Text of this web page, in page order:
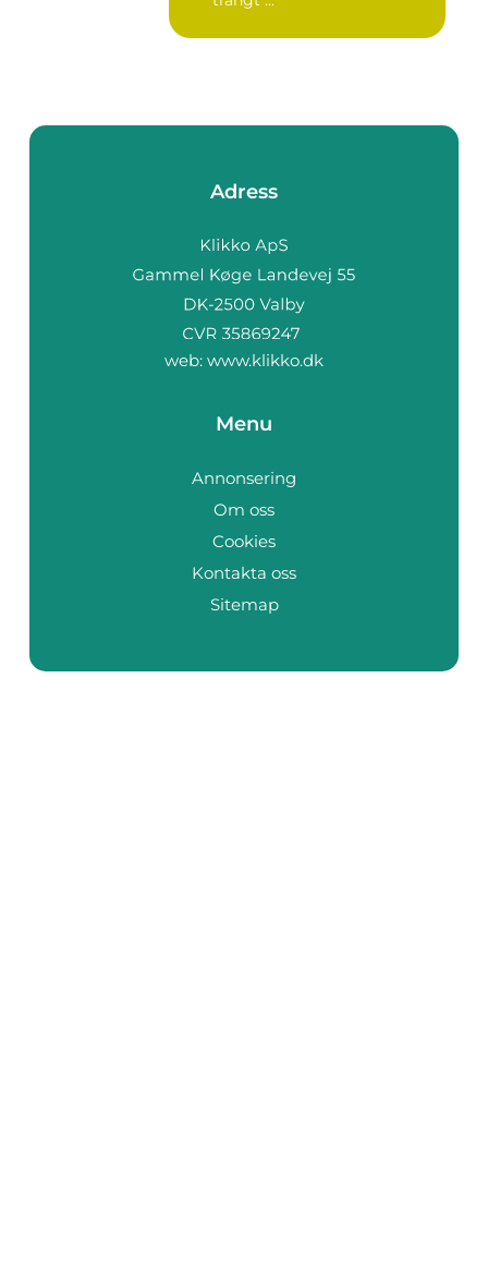
Adress
web: www.klikko.dk
Menu
Annonsering
Om oss
Cookies
Kontakta oss
Sitemap